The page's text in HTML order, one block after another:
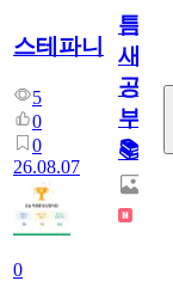
스테파니
5
0
0
26.08.07
0
틈
새
공
부!
📚